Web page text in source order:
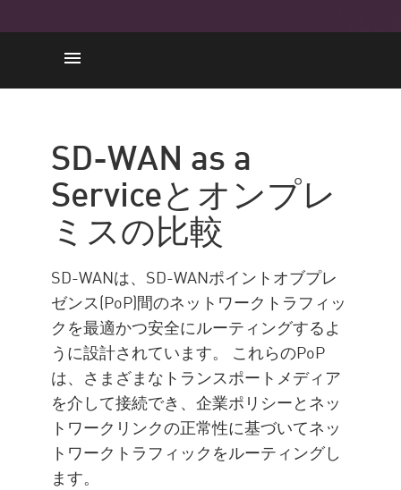
メリット
導入
SD-WAN with チェック・ポイ
ント
企業情報
SD-WAN as a
Serviceとオンプレ
ミスの比較
SD-WANは、SD-WANポイントオブプレ
ゼンス(PoP)間のネットワークトラフィッ
クを最適かつ安全にルーティングするよ
うに設計されています。 これらのPoP
は、さまざまなトランスポートメディア
を介して接続でき、企業ポリシーとネッ
トワークリンクの正常性に基づいてネッ
トワークトラフィックをルーティングし
ます。